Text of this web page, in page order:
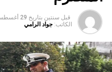
قبل سنتين بتاريخ 29 أغسطس 2024
الكاتب: جواد الرامي